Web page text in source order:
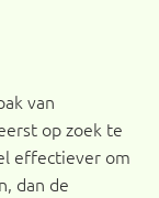
van
op zoek te
effectiever om
dan de